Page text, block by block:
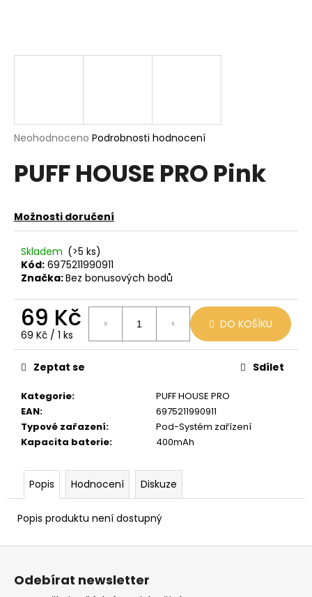
Průměrné
produktu
je
5
hvězdiček.
Neohodnoceno Podrobnosti hodnocení
PUFF HOUSE PRO Pink
Možnosti doručení
Skladem (>5 ks)
Kód: 6975211990911
Značka:Bez bonusových bodů
69 Kč
Měrná
cena:
69 Kč / 1 ks
DO KOŠÍKU
Kategorie:
PUFF HOUSE PRO
EAN:
6975211990911
Typové zařazení:
Pod-Systém zařízení
Kapacita baterie: 400mAh
Zeptat se Sdílet
Popis Hodnocení Diskuze
Popis produktu není dostupný
í
D
o
p
o
u
u
j
e
m
e
LIO
POD
LIBRE
Kč
99
Z
Odebírat newsletter